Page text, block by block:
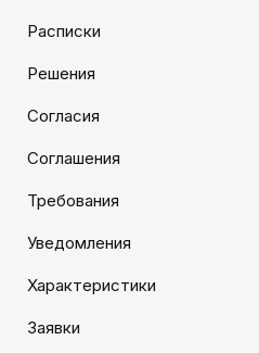
Расписки
Решения
Согласия
Соглашения
Требования
Уведомления
Характеристики
Заявки